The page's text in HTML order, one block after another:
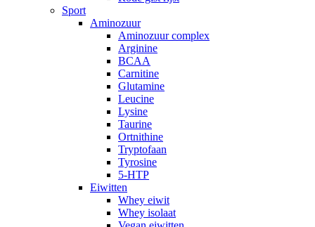
Sport
Aminozuur
Aminozuur complex
Arginine
BCAA
Carnitine
Glutamine
Leucine
Lysine
Taurine
Ortnithine
Tryptofaan
Tyrosine
5-HTP
Eiwitten
Whey eiwit
Whey isolaat